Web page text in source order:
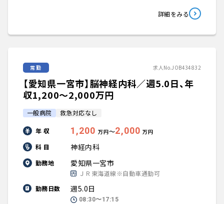
詳細をみる
常勤 求人No.JOB434832
【愛知県一宮市】脳神経内科／週5.0日、年
収1,200〜2,000万円
一般病院 救急対応なし
年 収 1,200 万円〜2,000 万円
科 目 神経内科
勤務地 愛知県一宮市
ＪＲ東海道線※自動車通勤可
勤務日数
週5.0日
08:30〜17:15